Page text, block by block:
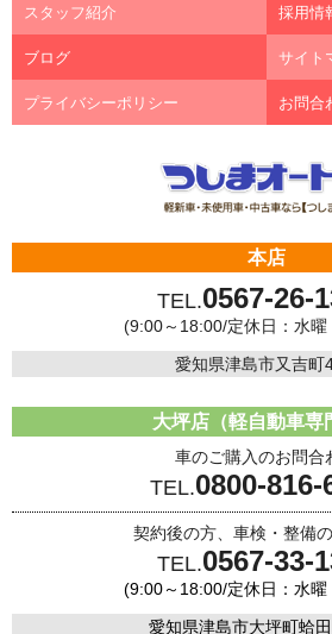
スタッフ紹介 採用情
ブログ サイト
プライバシーポリシー お問合
本店
TEL.0567-26-
(9:00～18:00/定休日：水曜
愛知県津島市又吉町
大坪店（軽自動車専
車のご購入のお問合
TEL.0800-816-
契約後の方、車検・整備
TEL.0567-33-
(9:00～18:00/定休日：水曜
愛知県津島市大坪町蛤